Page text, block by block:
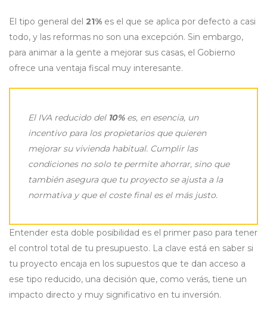
El tipo general del 21% es el que se aplica por defecto a casi
todo, y las reformas no son una excepción. Sin embargo,
para animar a la gente a mejorar sus casas, el Gobierno
ofrece una ventaja fiscal muy interesante.
El IVA reducido del 10%es, en esencia, un
incentivo para los propietarios que quieren
mejorar su vivienda habitual. Cumplir las
condiciones no solo te permite ahorrar, sino que
también asegura que tu proyecto se ajusta a la
normativa y que el coste final es el más justo.
Entender esta doble posibilidad es el primer paso para tener
el control total de tu presupuesto. La clave está en saber si
tu proyecto encaja en los supuestos que te dan acceso a
ese tipo reducido, una decisión que, como verás, tiene un
impacto directo y muy significativo en tu inversión.